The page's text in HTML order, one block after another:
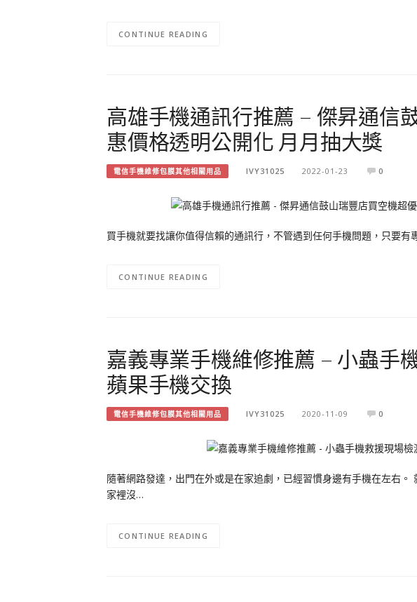
CONTINUE READING
高雄手機通訊行推薦 – 傑昇通信
惠價格透明公開化 月月抽大獎
電信手機維修包膜其他相關用品 IVY31025 2022-01-23 0
買手機就要找讓你值得信賴的通訊行，不管遇到任何手機問題，只要
CONTINUE READING
嘉義專業手機維修推薦 – 小蟲手
蘋果手機交換
電信手機維修包膜其他相關用品 IVY31025 2020-11-09 0
隨著網路發達，出門在外或是在家追劇，已經習慣身邊有手機在左右
家裡沒…
CONTINUE READING